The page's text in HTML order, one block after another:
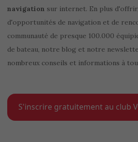
navigation sur internet. En plus
d'opportunités de navigation et de
communauté de presque 100.000
de bateau, notre blog et notre
nombreux conseils et informations à
S'inscrire gratuitement au club